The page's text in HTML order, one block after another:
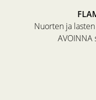
Nuorten ja
AVOINNA